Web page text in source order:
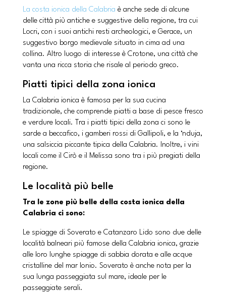
La costa ionica della Calabria è anche sede di alcune
delle città più antiche e suggestive della regione, tra cui
Locri, con i suoi antichi resti archeologici, e Gerace, un
suggestivo borgo medievale situato in cima ad una
collina. Altro luogo di interesse è Crotone, una città che
vanta una ricca storia che risale al periodo greco.
Piatti tipici della zona ionica
La Calabria ionica è famosa per la sua cucina
tradizionale, che comprende piatti a base di pesce fresco
e verdure locali. Tra i piatti tipici della zona ci sono le
sarde a beccafico, i gamberi rossi di Gallipoli, e la ‘nduja,
una salsiccia piccante tipica della Calabria. Inoltre, i vini
locali come il Cirò e il Melissa sono tra i più pregiati della
regione.
Le località più belle
Tra le zone più belle della costa ionica della
Calabria ci sono:
Le spiagge di Soverato e Catanzaro Lido sono due delle
località balneari più famose della Calabria ionica, grazie
alle loro lunghe spiagge di sabbia dorata e alle acque
cristalline del mar Ionio. Soverato è anche nota per la
sua lunga passeggiata sul mare, ideale per le
passeggiate serali.